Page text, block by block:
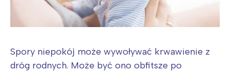
Spory niepokój może wywoływać krwawienie z
dróg rodnych. Może być ono obfitsze po